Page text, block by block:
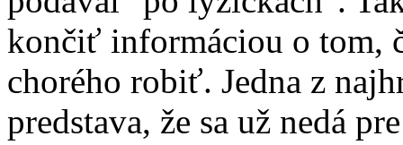
končiť informáciou o tom,
chorého robiť. Jedna z
predstava, že sa už nedá